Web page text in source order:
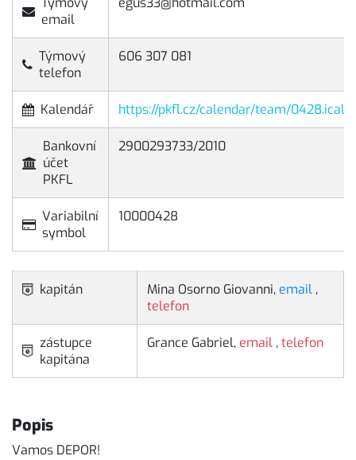
email
Týmový
telefon
606 307 081
Kalendář https://pkfl.cz/calendar/team/0428.ical
Bankovní
účet
PKFL
2900293733/2010
Variabilní
symbol
10000428
kapitán Mina Osorno Giovanni, email ,
telefon
zástupce
kapitána
Grance Gabriel, email ,telefon
Popis
Vamos DEPOR!